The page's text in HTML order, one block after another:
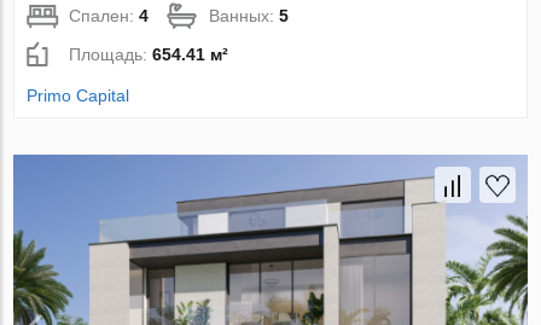
Спален:4 Ванных:5
Площадь:654.41 м²
Primo Capital